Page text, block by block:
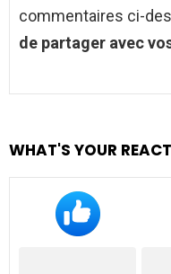
commentaires ci-
de partager avec
WHAT'S YOUR